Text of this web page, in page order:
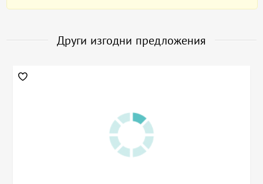
Други изгодни предложения